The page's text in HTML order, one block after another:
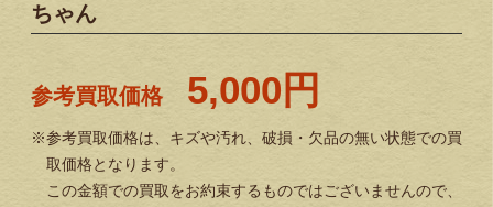
ちゃん
参考買取価格 5,000円
※参考買取価格は、キズや汚れ、破損・欠品の無い状態での買
取価格となります。
この金額での買取をお約束するものではございませんので、